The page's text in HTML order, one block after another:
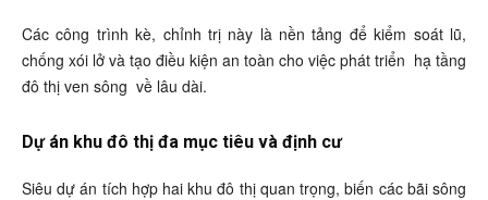
Các công trình kè, chỉnh trị này là nền tảng để kiểm soát lũ,
chống xói lở và tạo điều kiện an toàn cho việc phát triển hạ tầng
đô thị ven sông về lâu dài.
Dự án khu đô thị đa mục tiêu và định cư
Siêu dự án tích hợp hai khu đô thị quan trọng, biến các bãi sông